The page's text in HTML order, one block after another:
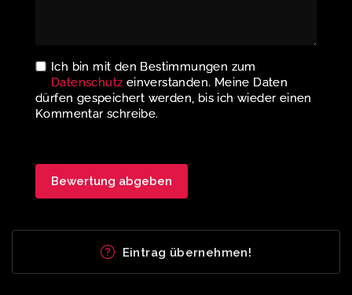
Ich bin mit den Bestimmungen zum
Datenschutz einverstanden. Meine Daten
dürfen gespeichert werden, bis ich wieder einen
Kommentar schreibe.
Eintrag übernehmen!